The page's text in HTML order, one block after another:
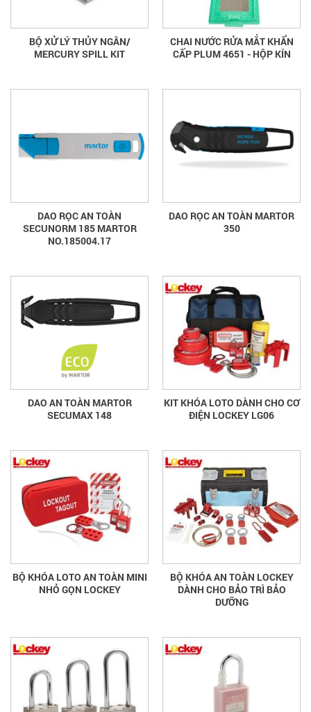
BỘ XỬ LÝ THỦY NGÂN/
MERCURY SPILL KIT
CHAI NƯỚC RỬA MẮT KHẨN
CẤP PLUM 4651 - HỘP KÍN
DAO RỌC AN TOÀN
SECUNORM 185 MARTOR
NO.185004.17
DAO RỌC AN TOÀN MARTOR
350
DAO AN TOÀN MARTOR
SECUMAX 148
KIT KHÓA LOTO DÀNH CHO CƠ
ĐIỆN LOCKEY LG06
BỘ KHÓA LOTO AN TOÀN MINI
NHỎ GỌN LOCKEY
BỘ KHÓA AN TOÀN LOCKEY
DÀNH CHO BẢO TRÌ BẢO
DƯỠNG